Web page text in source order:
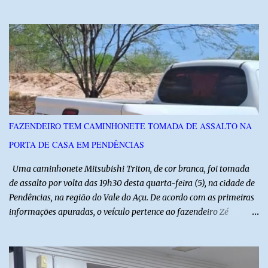
instituições e tecnologias voltadas ao setor. Além das atividades
técnicas, a feira contará com programação cultural. No dia 20 de
agosto, o público poderá prestigiar o show de humor com Mução,
seguido de apresentação musical de Vê Barreto. A Frut & Tec
reforça a importância do Distrito de Irrigação do Baixo Açu como
referência na fruticultura irrigada, promovendo conhecimento,
inovação e oportunidades para o desenvolvimento do agronegócio
potiguar. @associacaodiba
FAZENDEIRO TEM CAMINHONETE TOMADA DE ASSALTO NA
PORTA DE CASA EM PENDÊNCIAS
Uma caminhonete Mitsubishi Triton, de cor branca, foi tomada
de assalto por volta das 19h30 desta quarta-feira (5), na cidade de
Pendências, na região do Vale do Açu. De acordo com as primeiras
informações apuradas, o veículo pertence ao fazendeiro Zé
anunciaram o assalto no momento em que ela estava em frente à